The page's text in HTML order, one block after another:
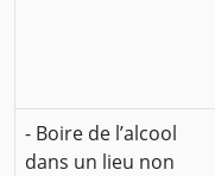
- Boire de l’alcool
dans un lieu non